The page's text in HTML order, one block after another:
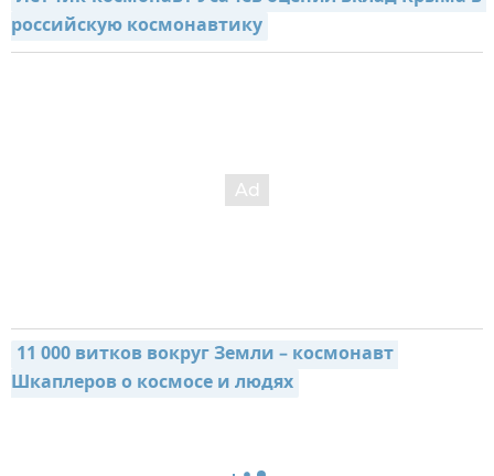
российскую космонавтику
11 000 витков вокруг Земли – космонавт
Шкаплеров о космосе и людях